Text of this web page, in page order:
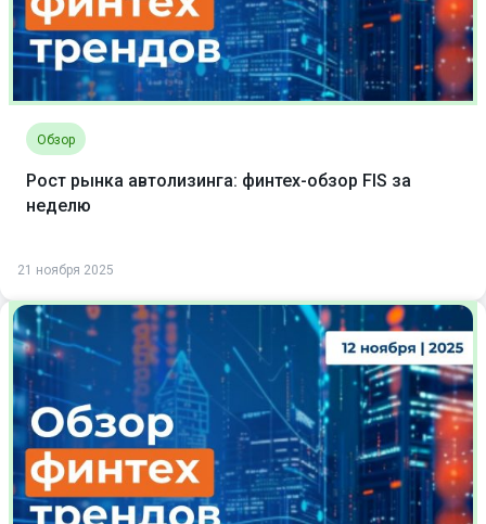
Обзор
Рост рынка автолизинга: финтех-обзор FIS за
неделю
21 ноября 2025